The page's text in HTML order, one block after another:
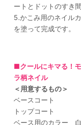
ートとドットのすき
5.かこみ用のネイル
を塗って完成です。
■クールにキマる！
ラ柄ネイル
＜用意するもの＞
ベースコート
トップコート
ベース用のカラー